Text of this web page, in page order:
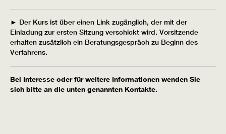
► Der Kurs ist über einen Link zugänglich, der mit der
Einladung zur ersten Sitzung verschickt wird. Vorsitzende
erhalten zusätzlich ein Beratungsgespräch zu Beginn des
Verfahrens.
Bei Interesse oder für weitere Informationen wenden Sie
sich bitte an die unten genannten Kontakte.